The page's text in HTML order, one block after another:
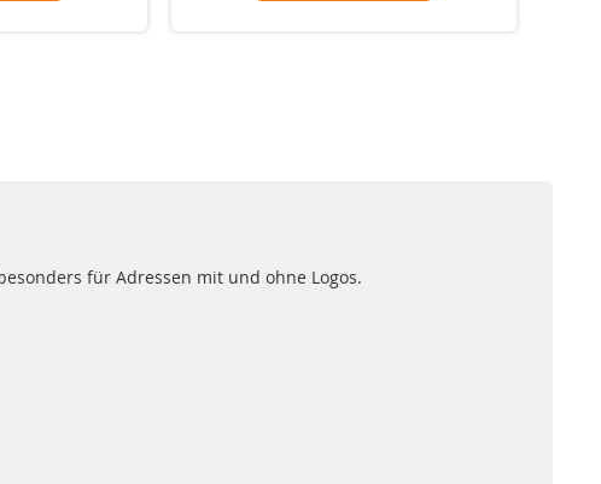
für Adressen mit und ohne Logos.